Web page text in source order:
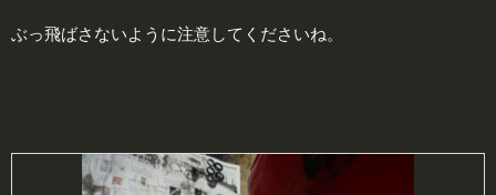
ぶっ飛ばさないように注意してくださいね。